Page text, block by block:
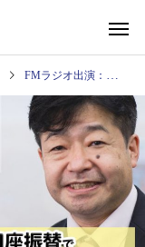
FMラジオ出演：（2022.1.31放送分）「国民年金保険料をお得にする方法 前納制度」